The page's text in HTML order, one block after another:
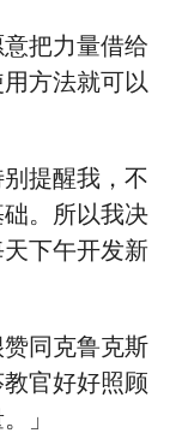
意把力量借给
方法就可以
别提醒我，不
。所以我决
下午开发新
赞同克鲁克斯
官好好照顾
」